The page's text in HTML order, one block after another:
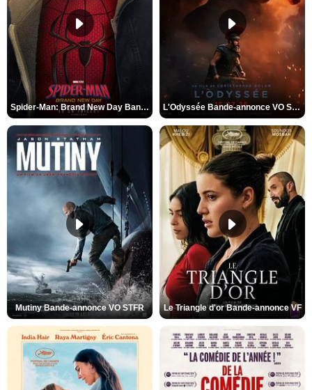
Spider-Man: Brand New Day Bande-annonce VO STFR L'Odyssée Bande-annonce VO STFR
Mutiny Bande-annonce VO STFR Le Triangle d'or Bande-annonce VF